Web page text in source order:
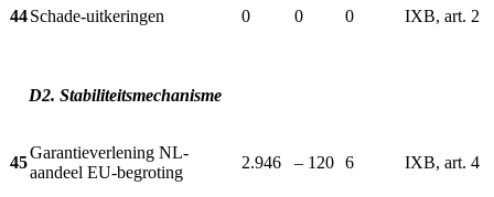
44Schade-uitkeringen 0 0 0 IXB, art. 2
D2. Stabiliteitsmechanisme
45
Garantieverlening NL-
aandeel EU-begroting
2.946 – 120 6 IXB, art. 4